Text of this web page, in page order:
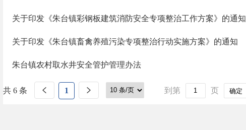
关于印发《朱台镇彩钢板建筑消防安全专项整治工作方案》的通知
关于印发《朱台镇畜禽养殖污染专项整治行动实施方案》的通知
朱台镇农村取水井安全管护管理办法
共 6 条 1 到第 页 确定